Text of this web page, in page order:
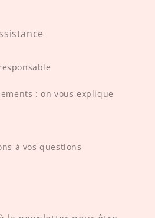
: on vous explique
à vos questions